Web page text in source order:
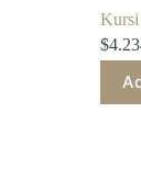
Kursi
$